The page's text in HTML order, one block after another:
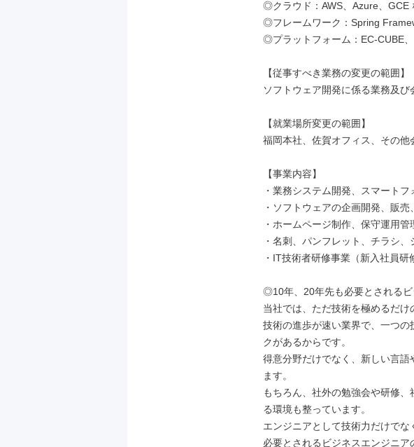
◎クラウド：AWS、Azure、GCE
◎フレームワーク：Spring
◎プラットフォーム：EC-CUBE
【従事すべき業務の変更の範囲】
ソフトウェア開発に係る業務及
【就業場所変更の範囲】
福岡本社、佐賀オフィス、その他
【事業内容】
・業務システム開発、スマートフ
・ソフトウェアの企画開発、販
・ホームページ制作、保守運用
・名刺、パンフレット、チラシ
・IT技術者研修事業（新入社員研
◎10年、20年先も必要とされるビ
当社では、ただ技術を極めるだけ
技術の進歩が速い業界で、一つ
クがあるからです。
得意分野だけでなく、新しい言
ます。
もちろん、社外の勉強会や研修
る環境も整っています。
エンジニアとして技術力だけで
必要とされるビジネスエンジニア